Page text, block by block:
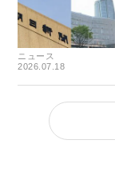
ニュース
2026.07.18